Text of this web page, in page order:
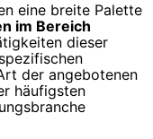
eine breite Palette
im Bereich
dieser
der angebotenen
häufigsten